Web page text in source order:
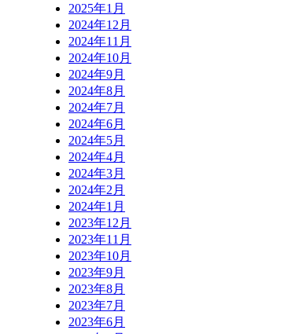
2025年1月
2024年12月
2024年11月
2024年10月
2024年9月
2024年8月
2024年7月
2024年6月
2024年5月
2024年4月
2024年3月
2024年2月
2024年1月
2023年12月
2023年11月
2023年10月
2023年9月
2023年8月
2023年7月
2023年6月